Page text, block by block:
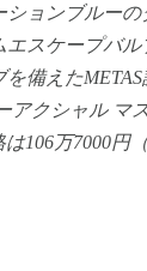
ョンブルーの
スケープバル
備えた
アクシャル マ
106万7000円